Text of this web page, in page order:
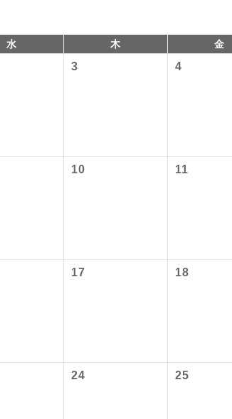
水 木 金
3 4
10 11
17 18
24 25
未満）320円
く、各地より下記追加代金にて飛行機や鉄
地係員が同行しお世話いたします。
されている文化遺産や自然遺産を訪ねるコー